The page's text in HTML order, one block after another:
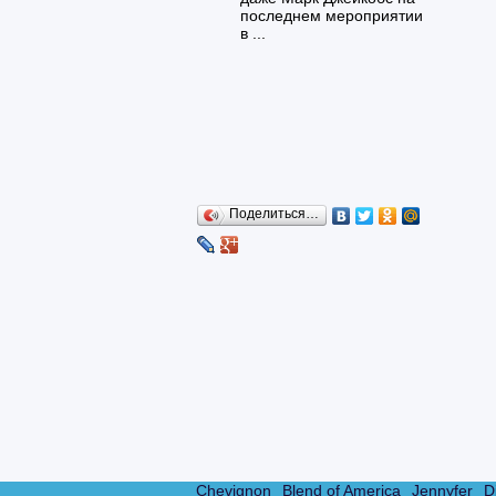
последнем мероприятии
в ...
Поделиться…
Chevignon Blend of America Jennyfer